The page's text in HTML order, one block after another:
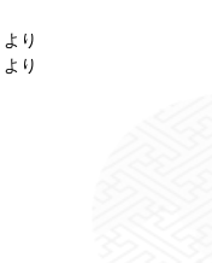
より
より